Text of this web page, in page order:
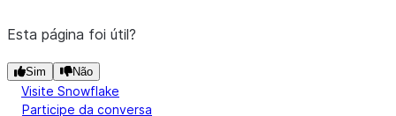
Esta página foi útil?
Sim Não
Visite Snowflake
Participe da conversa